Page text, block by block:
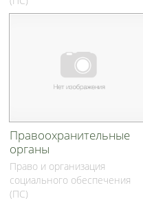
Правоохранительные
органы
Право и организация
социального обеспечения
(ПС)